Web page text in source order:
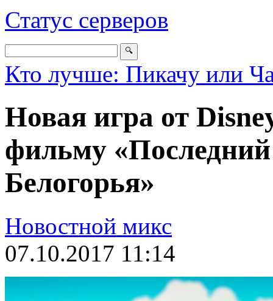
Статус серверов
Кто лучше: Пикачу или
Новая игра от
фильму
Белогорья»
Новостной микс
07.10.2017 11:14